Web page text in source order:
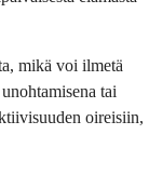
mikä voi ilmetä
tai
oireisiin,